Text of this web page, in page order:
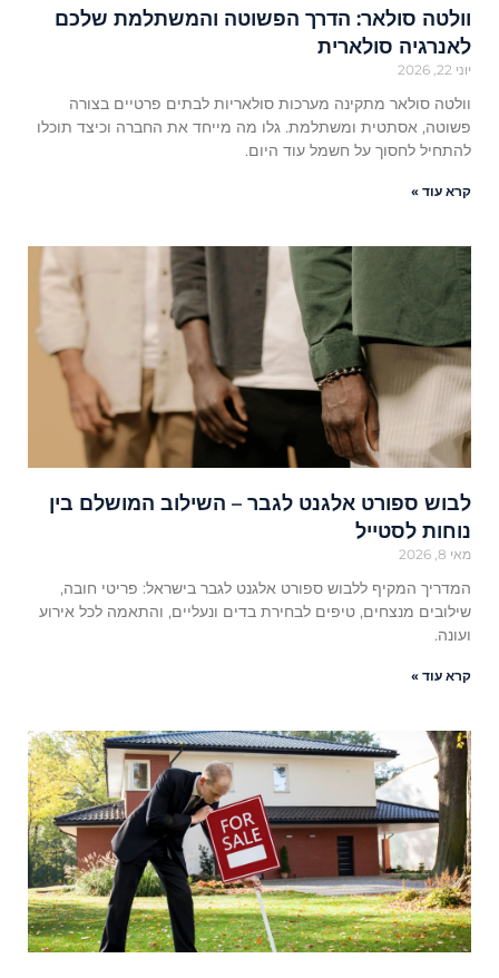
וולטה סולאר: הדרך הפשוטה והמשתלמת שלכם
לאנרגיה סולארית
יוני 22, 2026
וולטה סולאר מתקינה מערכות סולאריות לבתים פרטיים בצורה
פשוטה, אסתטית ומשתלמת. גלו מה מייחד את החברה וכיצד תוכלו
להתחיל לחסוך על חשמל עוד היום.
קרא עוד »
לבוש ספורט אלגנט לגבר – השילוב המושלם בין
נוחות לסטייל
מאי 8, 2026
המדריך המקיף ללבוש ספורט אלגנט לגבר בישראל: פריטי חובה,
שילובים מנצחים, טיפים לבחירת בדים ונעליים, והתאמה לכל אירוע
ועונה.
קרא עוד »